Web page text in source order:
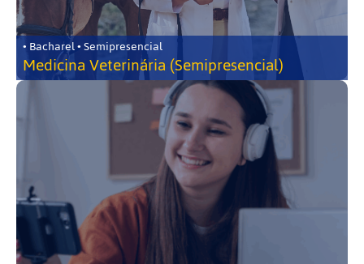
• Bacharel • Semipresencial
Medicina Veterinária (Semipresencial)